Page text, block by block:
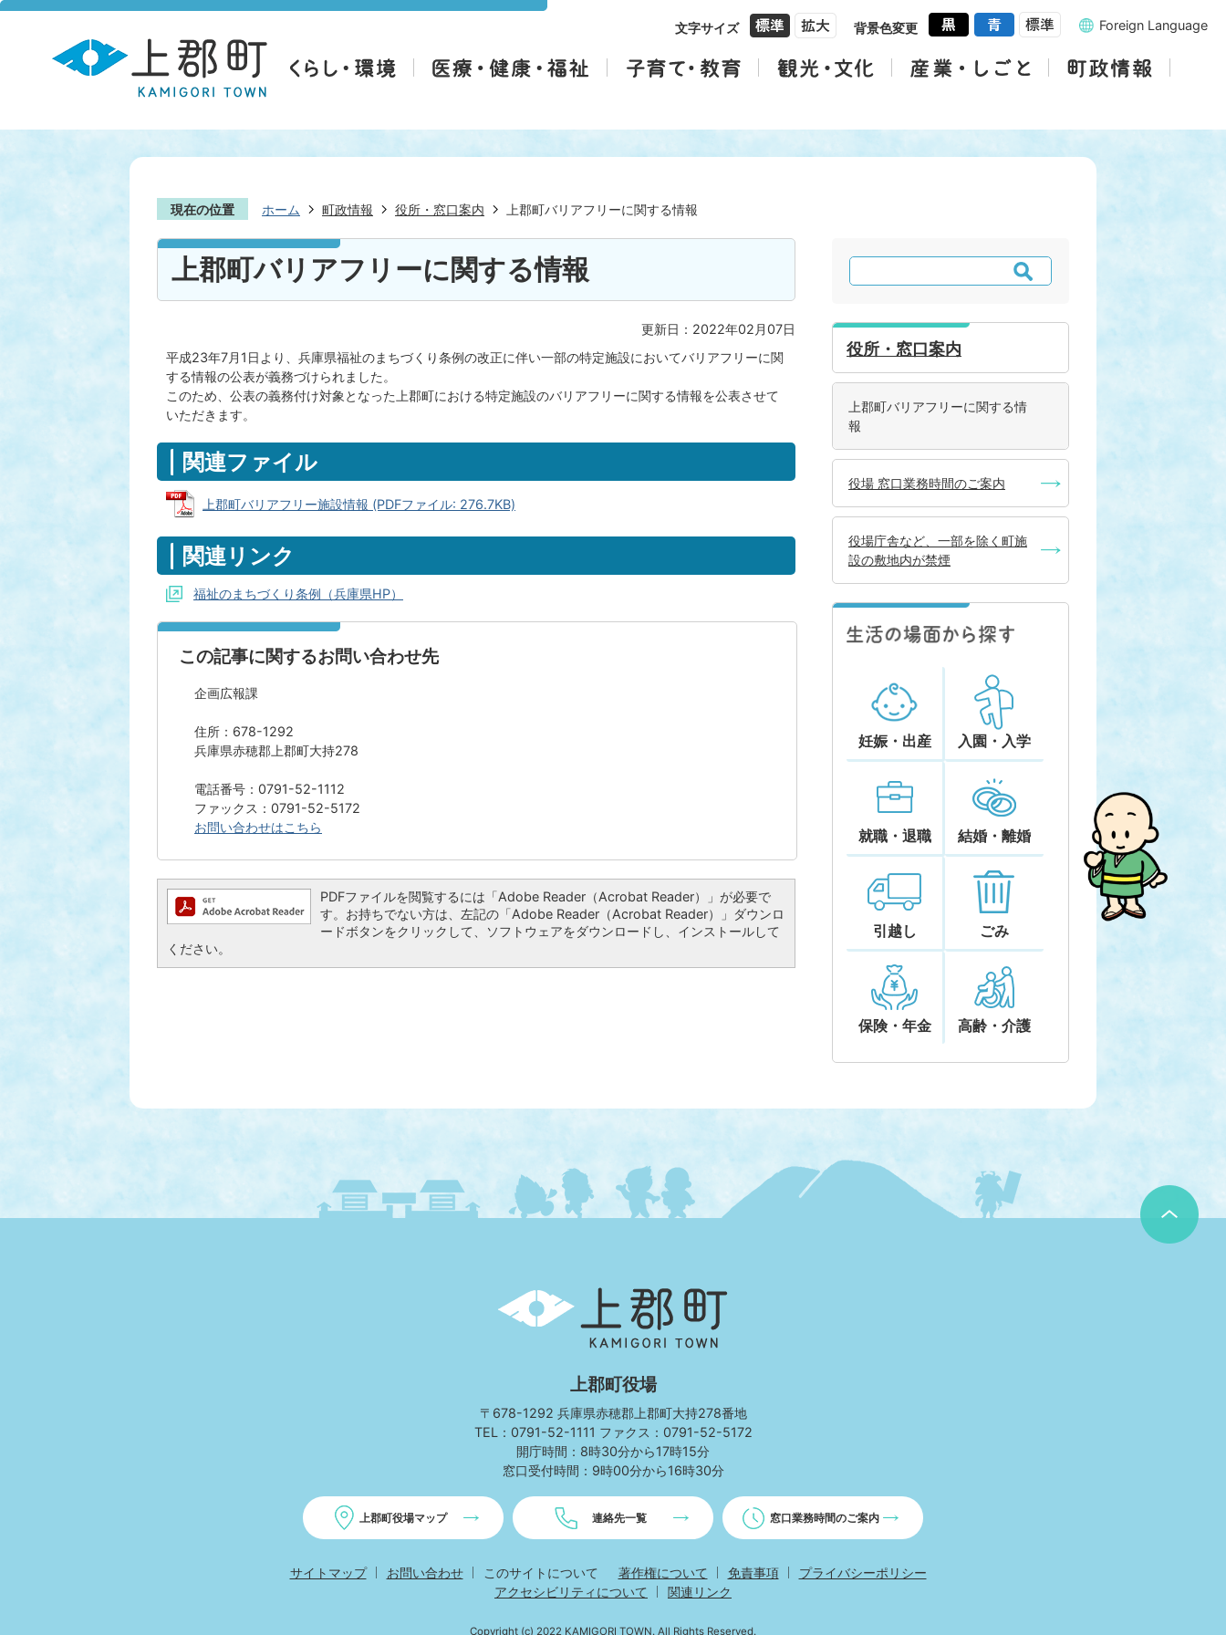
文字サイズ 背景色変更 Foreign Language
現在の位置 ホーム 町政情報 役所・窓口案内 上郡町バリアフリーに関する情報
上郡町バリアフリーに関する情報
更新日：2022年02月07日
平成23年7月1日より、兵庫県福祉のまちづくり条例の改正に伴い一部の特定施設においてバリアフリーに関
する情報の公表が義務づけられました。
このため、公表の義務付け対象となった上郡町における特定施設のバリアフリーに関する情報を公表させて
いただきます。
関連ファイル
上郡町バリアフリー施設情報 (PDFファイル: 276.7KB)
関連リンク
福祉のまちづくり条例（兵庫県HP）
この記事に関するお問い合わせ先
企画広報課
住所：678-1292
兵庫県赤穂郡上郡町大持278
電話番号：0791-52-1112
ファックス：0791-52-5172
お問い合わせはこちら
PDFファイルを閲覧するには「Adobe Reader（Acrobat Reader）」が必要で
す。お持ちでない方は、左記の「Adobe Reader（Acrobat Reader）」ダウンロ
ードボタンをクリックして、ソフトウェアをダウンロードし、インストールして
ください。
検
索
役所・窓口案内
上郡町バリアフリーに関する情
報
役場 窓口業務時間のご案内
役場庁舎など、一部を除く町施
設の敷地内が禁煙
妊娠・出産 入園・入学
就職・退職 結婚・離婚
引越し ごみ
保険・年金 高齢・介護
郡
上郡町役場
〒678-1292 兵庫県赤穂郡上郡町大持278番地
TEL：0791-52-1111 ファクス：0791-52-5172
開庁時間：8時30分から17時15分
窓口受付時間：9時00分から16時30分
上郡町役場マップ 連絡先一覧 窓口業務時間のご案内
サイトマップ お問い合わせ このサイトについて 著作権について 免責事項
プライバシーポリシー
アクセシビリティについて
関連リンク
Copyright (c) 2022 KAMIGORI TOWN. All Rights Reserved.